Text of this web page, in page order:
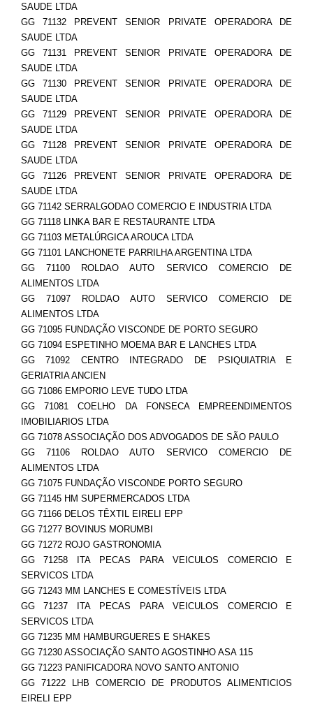
SAUDE LTDA
GG 71132 PREVENT SENIOR PRIVATE OPERADORA DE
SAUDE LTDA
GG 71131 PREVENT SENIOR PRIVATE OPERADORA DE
SAUDE LTDA
GG 71130 PREVENT SENIOR PRIVATE OPERADORA DE
SAUDE LTDA
GG 71129 PREVENT SENIOR PRIVATE OPERADORA DE
SAUDE LTDA
GG 71128 PREVENT SENIOR PRIVATE OPERADORA DE
SAUDE LTDA
GG 71126 PREVENT SENIOR PRIVATE OPERADORA DE
SAUDE LTDA
GG 71142 SERRALGODAO COMERCIO E INDUSTRIA LTDA
GG 71118 LINKA BAR E RESTAURANTE LTDA
GG 71103 METALÚRGICA AROUCA LTDA
GG 71101 LANCHONETE PARRILHA ARGENTINA LTDA
GG 71100 ROLDAO AUTO SERVICO COMERCIO DE
ALIMENTOS LTDA
GG 71097 ROLDAO AUTO SERVICO COMERCIO DE
ALIMENTOS LTDA
GG 71095 FUNDAÇÃO VISCONDE DE PORTO SEGURO
GG 71094 ESPETINHO MOEMA BAR E LANCHES LTDA
GG 71092 CENTRO INTEGRADO DE PSIQUIATRIA E
GERIATRIA ANCIEN
GG 71086 EMPORIO LEVE TUDO LTDA
GG 71081 COELHO DA FONSECA EMPREENDIMENTOS
IMOBILIARIOS LTDA
GG 71078 ASSOCIAÇÃO DOS ADVOGADOS DE SÃO PAULO
GG 71106 ROLDAO AUTO SERVICO COMERCIO DE
ALIMENTOS LTDA
GG 71075 FUNDAÇÃO VISCONDE PORTO SEGURO
GG 71145 HM SUPERMERCADOS LTDA
GG 71166 DELOS TÊXTIL EIRELI EPP
GG 71277 BOVINUS MORUMBI
GG 71272 ROJO GASTRONOMIA
GG 71258 ITA PECAS PARA VEICULOS COMERCIO E
SERVICOS LTDA
GG 71243 MM LANCHES E COMESTÍVEIS LTDA
GG 71237 ITA PECAS PARA VEICULOS COMERCIO E
SERVICOS LTDA
GG 71235 MM HAMBURGUERES E SHAKES
GG 71230 ASSOCIAÇÃO SANTO AGOSTINHO ASA 115
GG 71223 PANIFICADORA NOVO SANTO ANTONIO
GG 71222 LHB COMERCIO DE PRODUTOS ALIMENTICIOS
EIRELI EPP